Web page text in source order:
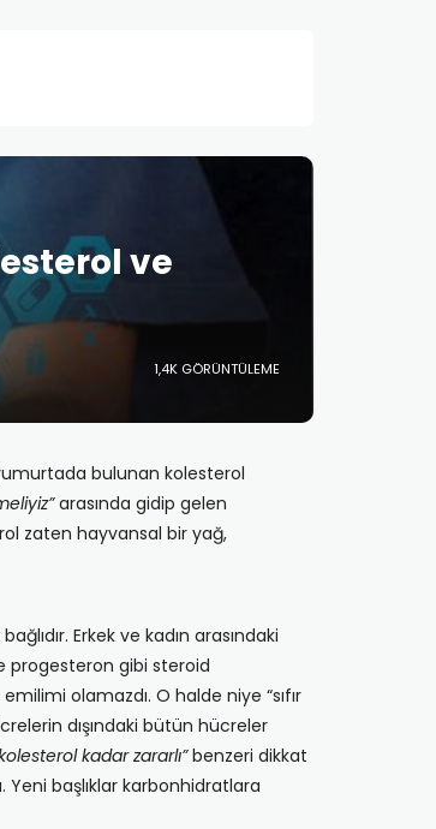
ve
1,4K GÖRÜNTÜLEME
bulunan kolesterol
arasında gidip gelen
zaten hayvansal bir yağ,
Erkek ve kadın arasındaki
progesteron gibi steroid
olamazdı. O halde niye “sıfır
dışındaki bütün hücreler
kadar zararlı”benzeri dikkat
başlıklar karbonhidratlara